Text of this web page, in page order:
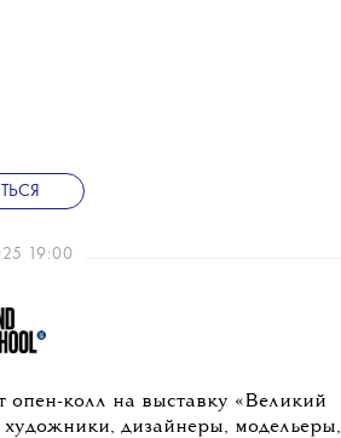
19:00
колл на выставку «Великий
дизайнеры, модельеры,